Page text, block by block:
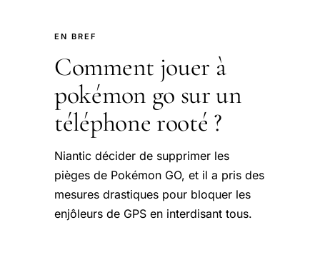
EN BREF
Comment jouer à
pokémon go sur un
téléphone rooté ?
Niantic décider de supprimer les
pièges de Pokémon GO, et il a pris des
mesures drastiques pour bloquer les
enjôleurs de GPS en interdisant tous.